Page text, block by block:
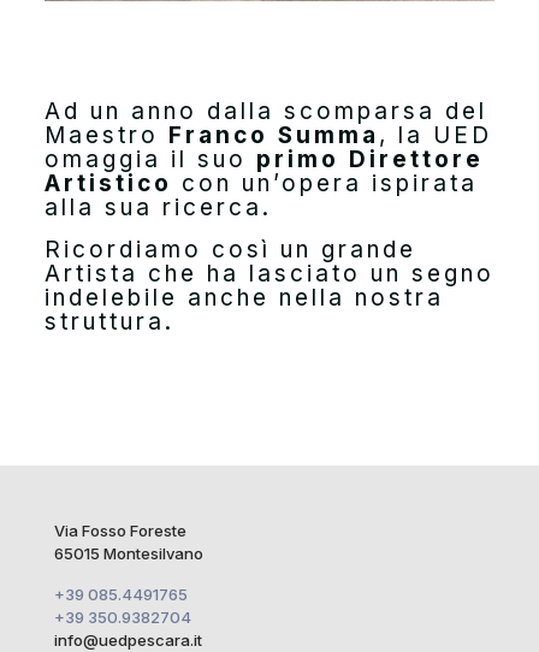
Ad un anno dalla scomparsa del
Maestro Franco Summa , la UED
omaggia il suo primo Direttore
Artistico con un’opera ispirata
alla sua ricerca.
Ricordiamo così un grande
Artista che ha lasciato un segno
indelebile anche nella nostra
struttura.
Via Fosso Foreste
65015 Montesilvano
+39 085.4491765
+39 350.9382704
info@uedpescara.it